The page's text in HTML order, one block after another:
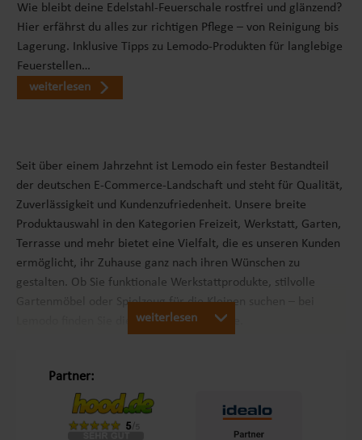
Wie bleibt deine Edelstahl-Feuerschale rostfrei und glänzend?
Hier erfährst du alles zur richtigen Pflege – von Reinigung bis
Lagerung. Inklusive Tipps zu Lemodo-Produkten für langlebige
Feuerstellen…
weiterlesen
Seit über einem Jahrzehnt ist Lemodo ein fester Bestandteil
der deutschen E-Commerce-Landschaft und steht für Qualität,
Zuverlässigkeit und Kundenzufriedenheit. Unsere breite
Produktauswahl in den Kategorien Freizeit, Werkstatt, Garten,
Terrasse und mehr bietet eine Vielfalt, die es unseren Kunden
ermöglicht, ihr Zuhause ganz nach ihren Wünschen zu
gestalten. Ob Sie funktionale Werkstattprodukte, stilvolle
Gartenmöbel oder Spielzeug für die Kleinen suchen – bei
Lemodo finden Sie die passenden Produkte.
Mit dem Leitsatz „Schöner Leben in Haus und Garten“ ist es
unser Ziel, das Einkaufserlebnis unserer Kunden in Europa so
weiterlesen
Partner: